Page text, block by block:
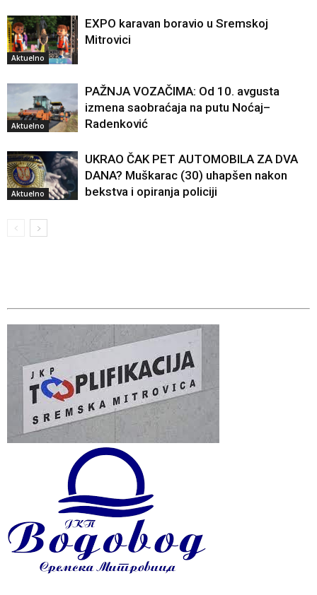
Aktuelno
EXPO karavan boravio u Sremskoj
Mitrovici
Aktuelno
PAŽNJA VOZAČIMA: Od 10. avgusta
izmena saobraćaja na putu Noćaj–
Radenković
Aktuelno
UKRAO ČAK PET AUTOMOBILA ZA DVA
DANA? Muškarac (30) uhapšen nakon
bekstva i opiranja policiji